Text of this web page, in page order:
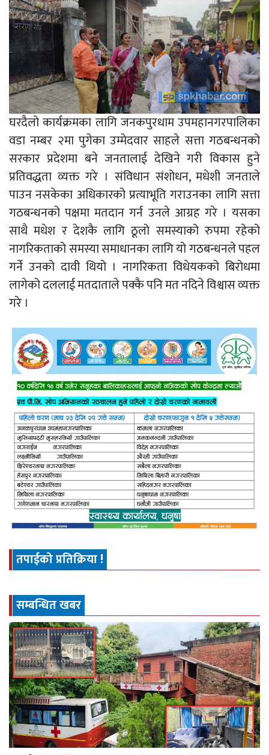
घरदैलो कार्यक्रमका लागि जनकपुरधाम उपमहानगरपालिका
वडा नम्बर २मा पुगेका उम्मेदवार साहले सत्ता गठबन्धनको
सरकार प्रदेशमा बने जनतालाई देखिने गरी विकास हुने
प्रतिवद्धता व्यक्त गरे । संविधान संशोधन, मधेशी जनताले
पाउन नसकेका अधिकारको प्रत्याभूति गराउनका लागि सत्ता
गठबन्धनको पक्षमा मतदान गर्न उनले आग्रह गरे । यसका
साथै मधेश र देशकै लागि ठूलो समस्याको रुपमा रहेको
नागरिकताको समस्या समाधानका लागि यो गठबन्धनले पहल
गर्ने उनको दावी थियो । नागरिकता विधेयकको बिरोधमा
लागेको दललाई मतदाताले पक्कै पनि मत नदिने विश्वास व्यक्त
गरे ।
तपाईको प्रतिक्रिया !
सम्बन्धित खबर